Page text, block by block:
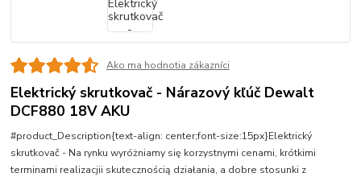
Ako ma hodnotia zákazníci
Elektrický skrutkovač - Nárazový kľúč Dewalt
DCF880 18V AKU
#product_Description{text-align: center;font-size:15px}Elektrický
skrutkovač - Na rynku wyróżniamy się korzystnymi cenami, krótkimi
terminami realizacjii skutecznością działania, a dobre stosunki z